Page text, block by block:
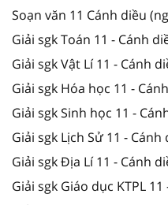
Soạn văn 11 Cánh diều
Giải sgk Toán 11 - Cánh
Giải sgk Vật Lí 11 - Cánh
Giải sgk Hóa học 11 -
Giải sgk Sinh học 11 -
Giải sgk Lịch Sử 11 - Cánh
Giải sgk Địa Lí 11 - Cánh
Giải sgk Giáo dục KTPL